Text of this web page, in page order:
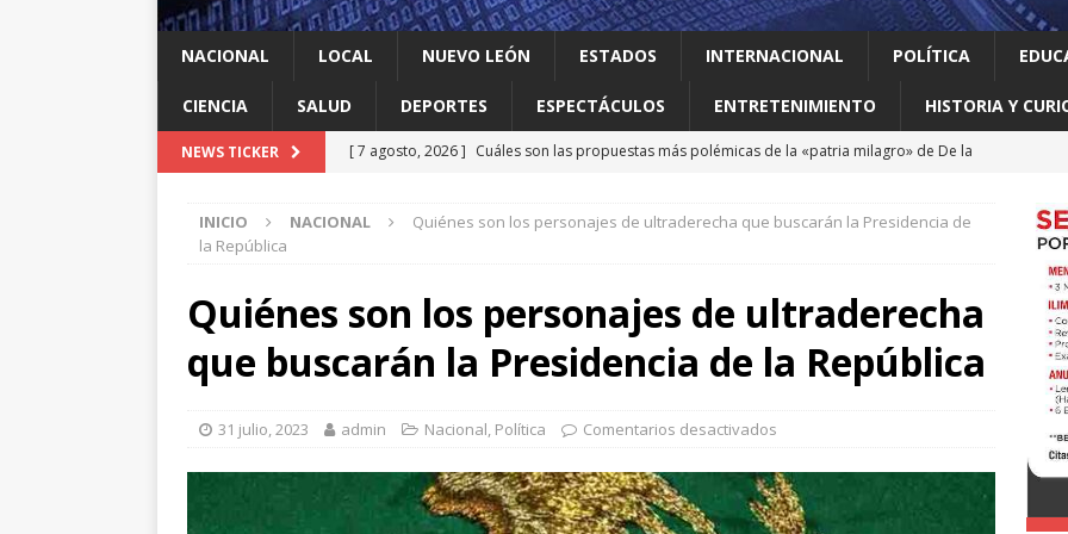
NACIONAL LOCAL NUEVO LEÓN ESTADOS INTERNACIONAL POLÍTICA
CIENCIA SALUD DEPORTES ESPECTÁCULOS ENTRETENIMIENTO HISTORIA Y
NEWS TICKER [ 7 agosto, 2026 ] México y Perú restablecen relaciones tras crisis diplomática
[ 7 agosto, 2026 ] Investigan empacadora de chiles jalapeños en Nuevo León por brote de
[ 7 agosto, 2026 ]
Algo que vale la pena leer
ALBERTO BOARDMAN
[ 7 agosto, 2026 ]
Instalan en Guadalupe Consejo Municipal de Participación de la Mujer
[ 7 agosto, 2026 ] Cuáles son las propuestas más polémicas de la «patria milagro» de De la
Espriella y qué contrapesos tendrá como presidente de Colombia
INTERNACIONAL
INICIO NACIONAL
Quiénes son los personajes de ultraderecha que buscarán la Presidencia de
la República
Quiénes son los personajes de ultraderecha
que buscarán la Presidencia de la República
31 julio, 2023 admin Nacional, Política Comentarios desactivados